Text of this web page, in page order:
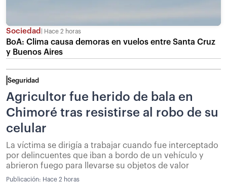
Sociedad Hace 2 horas
BoA: Clima causa demoras en vuelos entre Santa Cruz
y Buenos Aires
Seguridad
Agricultor fue herido de bala en
Chimoré tras resistirse al robo de su
celular
La víctima se dirigía a trabajar cuando fue interceptado
por delincuentes que iban a bordo de un vehículo y
abrieron fuego para llevarse su objetos de valor
Publicación: Hace 2 horas